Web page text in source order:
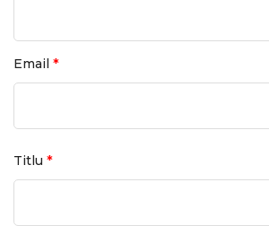
Email *
Titlu *